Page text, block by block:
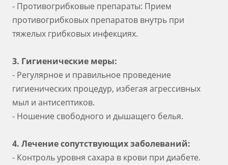
- Противогрибковые препараты: Прием
противогрибковых препаратов внутрь при
тяжелых грибковых инфекциях.
3. Гигиенические меры:
- Регулярное и правильное проведение
гигиенических процедур, избегая агрессивных
мыл и антисептиков.
- Ношение свободного и дышащего белья.
4. Лечение сопутствующих заболеваний:
- Контроль уровня сахара в крови при диабете.